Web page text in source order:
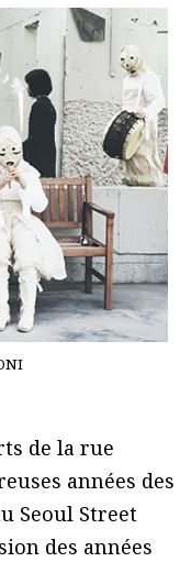
de la rue
années des
Seoul Street
des années